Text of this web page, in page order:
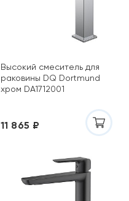
Высокий смеситель для
раковины DQ Dortmund
хром DA1712001
11 865 ₽